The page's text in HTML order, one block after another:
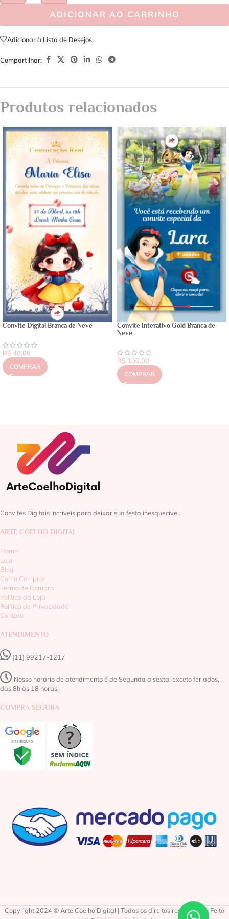
ADICIONAR AO CARRINHO
Adicionar à Lista de Desejos
Compartilhar:
Produtos relacionados
Convite Digital Branca de Neve
R$ 40,00
COMPRAR
Convite Interativo Gold Branca de
Neve
R$ 100,00
COMPRAR
Convites Digitais incríveis para deixar sua festa inesquecível.
ARTE COELHO DIGITAL
Home
Loja
Blog
Como Comprar
Termo de Compra
Política da Loja
Política de Privacidade
Contato
ATENDIMENTO
(11) 99217-1217‬
Nosso horário de atendimento é de Segunda a sexta, exceto feriados,
das 8h às 18 horas.
COMPRA SEGURA
Copyright 2024 © Arte Coelho Digital | Todos os direitos reservados | Feito